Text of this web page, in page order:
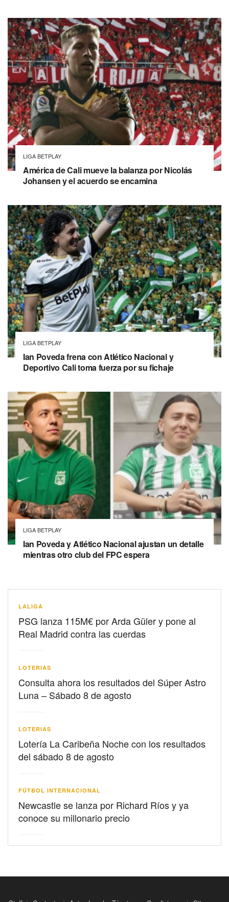
LIGA BETPLAY
América de Cali mueve la balanza por Nicolás
Johansen y el acuerdo se encamina
LIGA BETPLAY
Ian Poveda frena con Atlético Nacional y
Deportivo Cali toma fuerza por su fichaje
LIGA BETPLAY
Ian Poveda y Atlético Nacional ajustan un detalle
mientras otro club del FPC espera
LALIGA
PSG lanza 115M€ por Arda Güler y pone al
Real Madrid contra las cuerdas
LOTERIAS
Consulta ahora los resultados del Súper Astro
Luna – Sábado 8 de agosto
LOTERIAS
Lotería La Caribeña Noche con los resultados
del sábado 8 de agosto
FÚTBOL INTERNACIONAL
Newcastle se lanza por Richard Ríos y ya
conoce su millonario precio